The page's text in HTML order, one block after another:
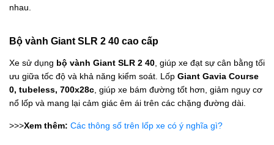
nhau.
Bộ vành Giant SLR 2 40 cao cấp
Xe sử dụng bộ vành Giant SLR 2 40, giúp xe đạt sự cân bằng tối
ưu giữa tốc độ và khả năng kiểm soát. Lốp Giant Gavia Course
0, tubeless, 700x28c, giúp xe bám đường tốt hơn, giảm nguy cơ
nổ lốp và mang lại cảm giác êm ái trên các chặng đường dài.
>>>Xem thêm: Các thông số trên lốp xe có ý nghĩa gì?